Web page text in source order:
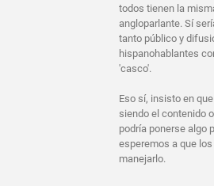
todos tienen la
angloparlante. Sí
tanto público y
hispanohablantes
'casco'.
Eso sí, insisto en
siendo el contenido
podría ponerse algo
esperemos a que
manejarlo.